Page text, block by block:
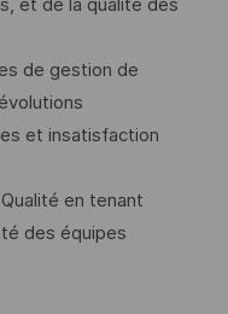
et de la qualité des
de gestion de
et insatisfaction
en tenant
des équipes